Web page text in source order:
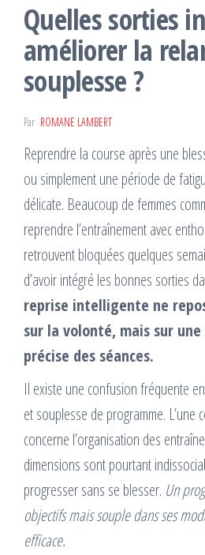
Quelles sorties
améliorer la
souplesse ?
Par ROMANE LAMBERT
Reprendre la course après une
ou simplement une période de
délicate. Beaucoup de femmes
reprendre l’entraînement avec
retrouvent bloquées quelques
d’avoir intégré les bonnes sorties
reprise intelligente ne
sur la volonté, mais sur
précise des séances.
Il existe une confusion fréquente
et souplesse de programme. L’une
concerne l’organisation des
dimensions sont pourtant
progresser sans se blesser. Un
objectifs mais souple dans ses
efficace.